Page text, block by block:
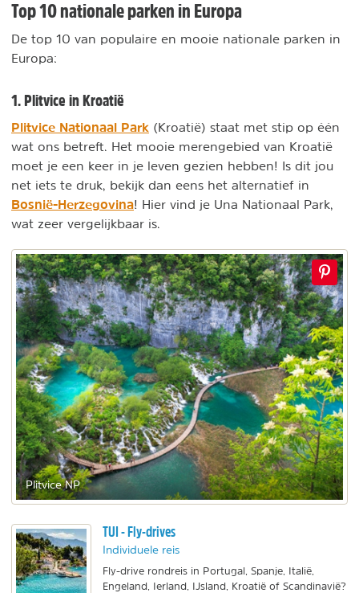
Top 10 nationale parken in Europa
De top 10 van populaire en mooie nationale parken in
Europa:
1. Plitvice in Kroatië
Plitvice Nationaal Park (Kroatië) staat met stip op één
wat ons betreft. Het mooie merengebied van Kroatië
moet je een keer in je leven gezien hebben! Is dit jou
net iets te druk, bekijk dan eens het alternatief in
Bosnië-Herzegovina! Hier vind je Una Nationaal Park,
wat zeer vergelijkbaar is.
Plitvice NP
TUI - Fly-drives
Individuele reis
Fly-drive rondreis in Portugal, Spanje, Italië,
Engeland, Ierland, IJsland, Kroatië of Scandinavië?